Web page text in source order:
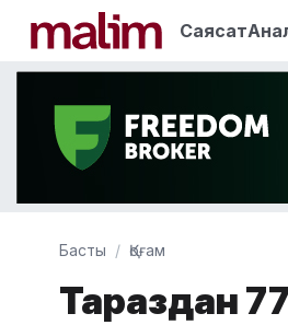
Саясат
Басты Қоғам
Тараздан